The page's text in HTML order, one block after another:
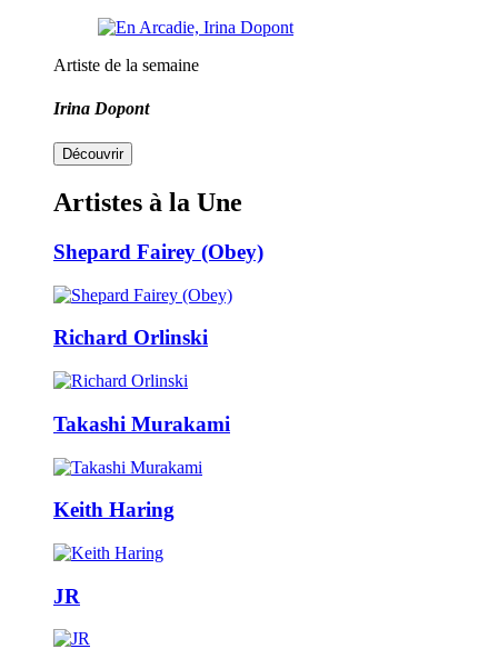
Artiste de la semaine
Irina Dopont
Découvrir
Artistes à la Une
Shepard Fairey (Obey)
Richard Orlinski
Takashi Murakami
Keith Haring
JR